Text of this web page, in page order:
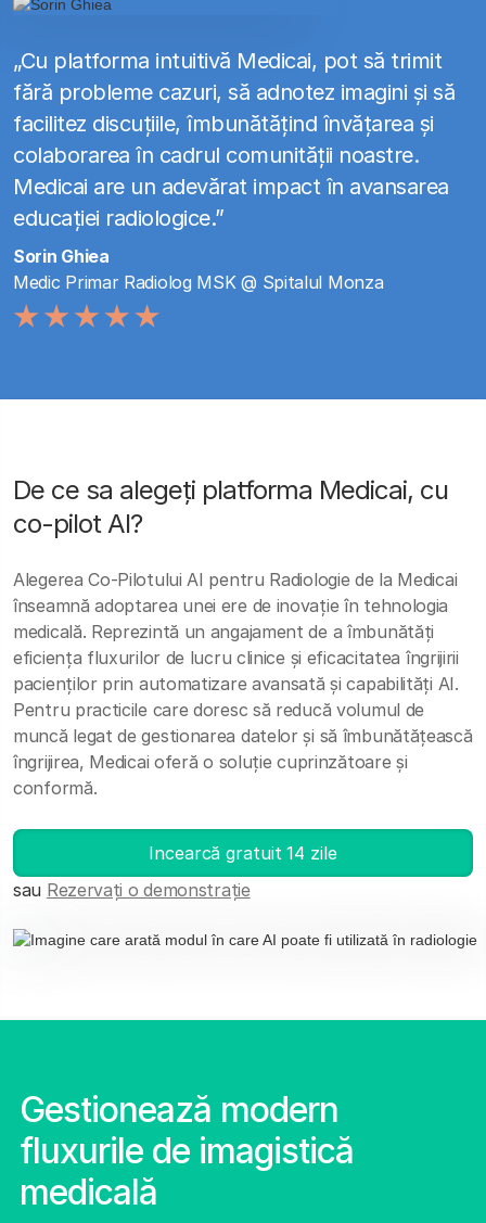
„Cu platforma intuitivă Medicai, pot să trimit
fără probleme cazuri, să adnotez imagini și să
facilitez discuțiile, îmbunătățind învățarea și
colaborarea în cadrul comunității noastre.
Medicai are un adevărat impact în avansarea
educației radiologice.”
Sorin Ghiea
Medic Primar Radiolog MSK @ Spitalul Monza
De ce sa alegeți platforma Medicai, cu
co-pilot AI?
Alegerea Co-Pilotului AI pentru Radiologie de la Medicai
înseamnă adoptarea unei ere de inovație în tehnologia
medicală. Reprezintă un angajament de a îmbunătăți
eficiența fluxurilor de lucru clinice și eficacitatea îngrijirii
pacienților prin automatizare avansată și capabilități AI.
Pentru practicile care doresc să reducă volumul de
muncă legat de gestionarea datelor și să îmbunătățească
îngrijirea, Medicai oferă o soluție cuprinzătoare și
conformă.
Incearcă gratuit 14 zile
sau Rezervați o demonstrație
Gestionează modern
fluxurile de imagistică
medicală